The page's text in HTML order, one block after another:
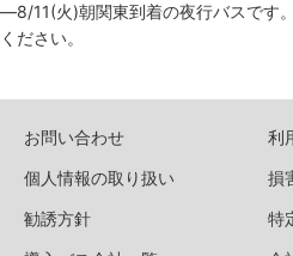
―8/11(火)朝関東到着の夜行バスです
ください。
お問い合わせ
利
個人情報の取り扱い
損
勧誘方針
特